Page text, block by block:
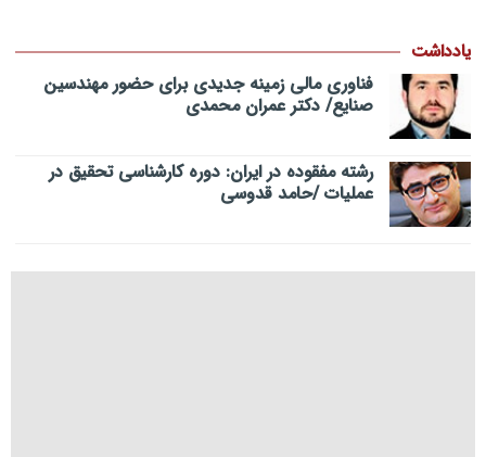
یادداشت
فناوری مالی زمینه جدیدی برای حضور مهندسین
صنایع/ دکتر عمران محمدی
رشته مفقوده در ایران: دوره کارشناسی تحقیق در
عملیات /حامد قدوسی